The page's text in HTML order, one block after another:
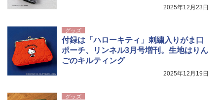
2025年12月23日
グッズ
付録は「ハローキティ」刺繍入りがま口
ポーチ、リンネル3月号増刊。生地はりん
ごのキルティング
2025年12月19日
グッズ